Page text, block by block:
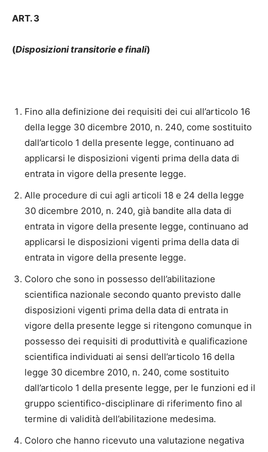
ART. 3
(Disposizioni transitorie e finali)
Fino alla definizione dei requisiti dei cui all’articolo 16
della legge 30 dicembre 2010, n. 240, come sostituito
dall’articolo 1 della presente legge, continuano ad
applicarsi le disposizioni vigenti prima della data di
entrata in vigore della presente legge.
Alle procedure di cui agli articoli 18 e 24 della legge
30 dicembre 2010, n. 240, già bandite alla data di
entrata in vigore della presente legge, continuano ad
applicarsi le disposizioni vigenti prima della data di
entrata in vigore della presente legge.
Coloro che sono in possesso dell’abilitazione
scientifica nazionale secondo quanto previsto dalle
disposizioni vigenti prima della data di entrata in
vigore della presente legge si ritengono comunque in
possesso dei requisiti di produttività e qualificazione
scientifica individuati ai sensi dell’articolo 16 della
legge 30 dicembre 2010, n. 240, come sostituito
dall’articolo 1 della presente legge, per le funzioni ed il
gruppo scientifico-disciplinare di riferimento fino al
termine di validità dell’abilitazione medesima.
Coloro che hanno ricevuto una valutazione negativa